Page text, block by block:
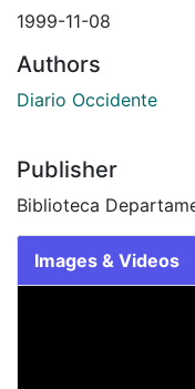
1999-11-08
Authors
Diario Occidente
Publisher
Biblioteca
Images & Videos